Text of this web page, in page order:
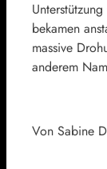
bekamen
massive
anderem
Von Sabine